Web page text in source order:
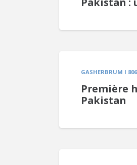
GASHERBRUM I
Première
Pakistan